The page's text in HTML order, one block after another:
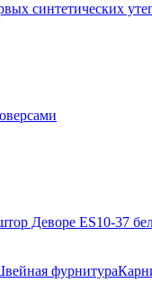
синтетических
Деворе ES10-37
фурнитура